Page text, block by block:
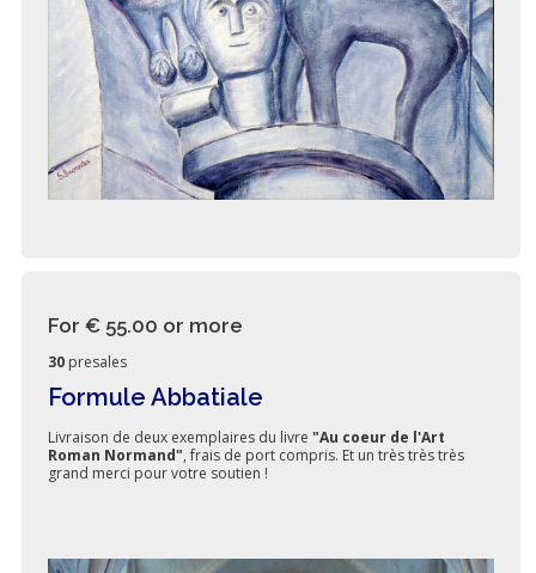
For € 55.00 or more
30 presales
Formule Abbatiale
Livraison de deux exemplaires du livre "Au coeur de l'Art
Roman Normand", frais de port compris. Et un très très très
grand merci pour votre soutien !